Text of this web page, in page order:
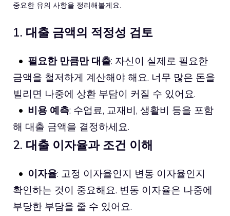
중요한 유의 사항을 정리해볼게요.
1. 대출 금액의 적정성 검토
필요한 만큼만 대출: 자신이 실제로 필요한
금액을 철저하게 계산해야 해요. 너무 많은 돈을
빌리면 나중에 상환 부담이 커질 수 있어요.
비용 예측: 수업료, 교재비, 생활비 등을 포함
해 대출 금액을 결정하세요.
2. 대출 이자율과 조건 이해
이자율: 고정 이자율인지 변동 이자율인지
확인하는 것이 중요해요. 변동 이자율은 나중에
부당한 부담을 줄 수 있어요.